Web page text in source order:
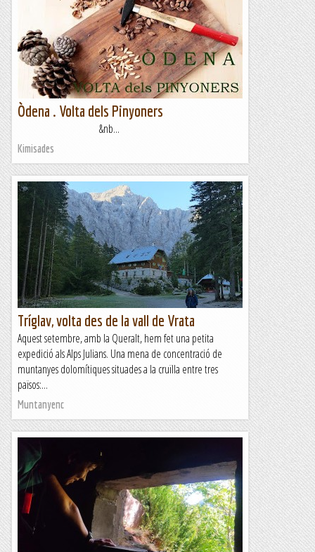
Òdena . Volta dels Pinyoners
&nb...
Kimisades
Tríglav, volta des de la vall de Vrata
Aquest setembre, amb la Queralt, hem fet una petita
expedició als Alps Julians. Una mena de concentració de
muntanyes dolomítiques situades a la cruïlla entre tres
països:...
Muntanyenc